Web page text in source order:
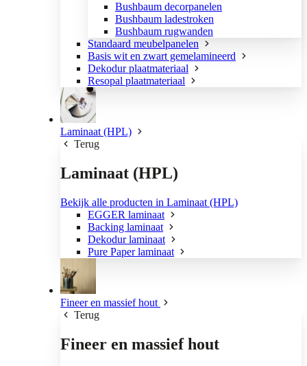
Bushbaum decorpanelen
Bushbaum ladestroken
Bushbaum rugwanden
Standaard meubelpanelen
Basis wit en zwart gemelamineerd
Dekodur plaatmateriaal
Resopal plaatmateriaal
Laminaat (HPL)
Terug
Laminaat (HPL)
Bekijk alle producten in Laminaat (HPL)
EGGER laminaat
Backing laminaat
Dekodur laminaat
Pure Paper laminaat
Fineer en massief hout
Terug
Fineer en massief hout